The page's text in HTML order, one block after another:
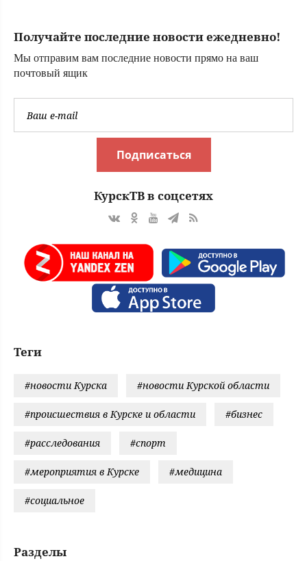
Получайте последние новости ежедневно!
Мы отправим вам последние новости прямо на ваш
почтовый ящик
Подписаться
КурскТВ в соцсетях
Теги
#новости Курска #новости Курской области
#происшествия в Курске и области #бизнес
#расследования #спорт
#мероприятия в Курске #медицина
#социальное
Разделы